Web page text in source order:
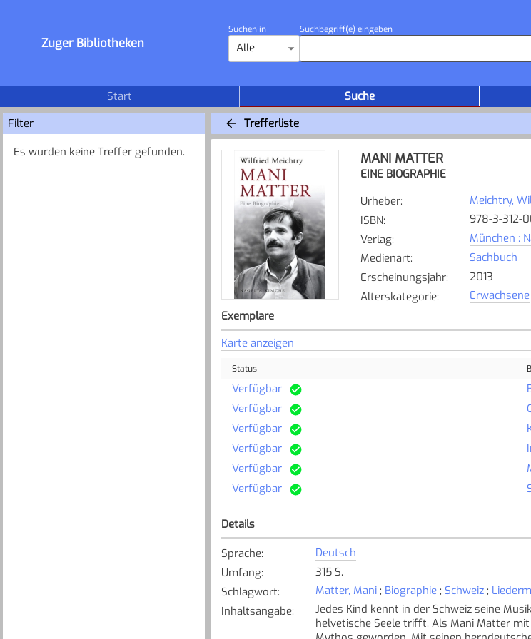
Zuger Bibliotheken
Suchen in
Alle
Suchbegriff(e) eingeben
Start Suche
Filter
Es wurden keine Treffer gefunden.
Trefferliste
MANI MATTER
EINE BIOGRAPHIE
Urheber:
Meichtry,
ISBN:
978-3-312-
Verlag:
München :
Medienart:
Sachbuch
Erscheinungsjahr:
2013
Alterskategorie: Erwachsene
Exemplare
Karte anzeigen
Status
Verfügbar
Verfügbar
Verfügbar
Verfügbar
Verfügbar
Verfügbar
Details
Sprache:
Deutsch
Umfang:
315 S.
Schlagwort: Matter, Mani; Biographie; Schweiz;
Inhaltsangabe:
Jedes Kind kennt in der Schweiz seine
helvetische Seele trifft. Als Mani Matter